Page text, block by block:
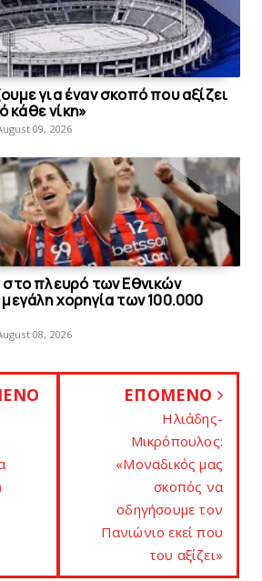
για έναν σκοπό που αξίζει
κάθε νίκη»
09, 2026
στο πλευρό των Εθνικών
χορηγία των 100.000
08, 2026
ΕΠΟΜΕΝΟ
Ηλιάδης-
Μικρόπουλος:
«Μοναδικός μας
σκοπός να
οδηγήσουμε τον
Πανιώνιo εκεί που
του αξίζει»